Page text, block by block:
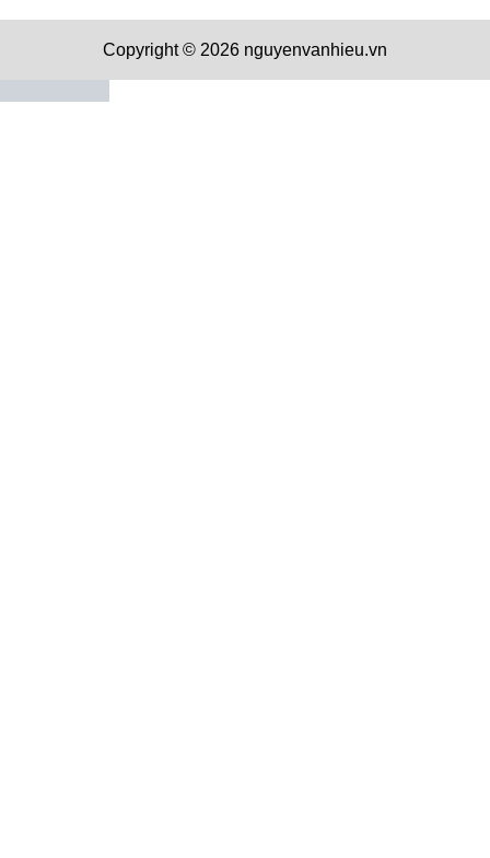
Copyright © 2026 nguyenvanhieu.vn